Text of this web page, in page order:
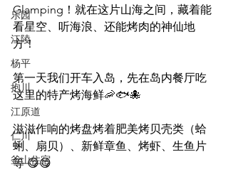
乐园
江陵
杨平
抱川
江原道
仁川
釜山住宿
Glamping！就在这片山海之间，藏着能
看星空、听海浪、还能烤肉的神仙地
方！
第一天我们开车入岛，先在岛内餐厅吃
这里的特产烤海鲜🦐🐟🐙
滋滋作响的烤盘烤着肥美烤贝壳类（蛤
蜊、扇贝）、新鲜章鱼、烤虾、生鱼片
等 😋😋